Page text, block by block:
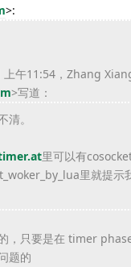
>:
上午11:54，Zhang
>写道：
清。
里可以有
里就提示
，只要是在 timer
题的